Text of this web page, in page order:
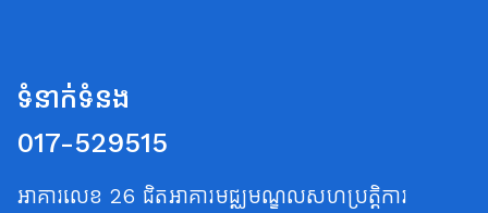
ទំនាក់ទំនង
017-529515
អាគារលេខ 26 ជិតអាគារមជ្ឈមណ្ឌលសហប្រត្តិការ